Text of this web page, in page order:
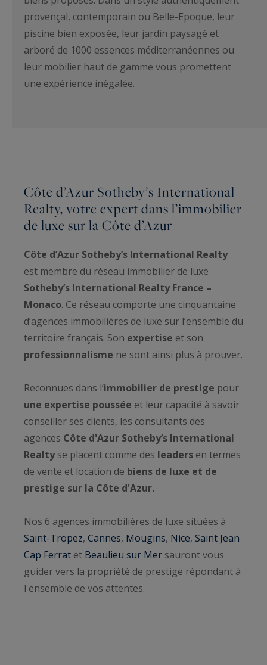
provençal, contemporain ou Belle-Epoque, leur
piscine bien exposée, leur jardin paysagé et
arboré de 1000 essences méditerranéennes ou
leur mobilier haut de gamme vous promettent
une expérience inégalée.
Côte d’Azur Sotheby’s International
Realty, votre expert dans l’immobilier
de luxe sur la Côte d’Azur
Côte d’Azur Sotheby’s International Realty
est membre du réseau immobilier de luxe
Sotheby’s International Realty France –
Monaco. Ce réseau comporte une cinquantaine
d’agences immobilières de luxe sur l’ensemble du
territoire français. Son expertise et son
professionnalisme ne sont ainsi plus à prouver.
Reconnues dans l’immobilier de prestige pour
une expertise poussée et leur capacité à savoir
conseiller ses clients, les consultants des
agences Côte d'Azur Sotheby’s International
Realtyse placent comme des leaders en termes
de vente et location de biens de luxe et de
prestige sur la Côte d'Azur.
Nos 6 agences immobilières de luxe situées à
Saint-Tropez, Cannes, Mougins, Nice, Saint Jean
Cap Ferrat et Beaulieu sur Mer sauront vous
guider vers la propriété de prestige répondant à
l'ensemble de vos attentes.